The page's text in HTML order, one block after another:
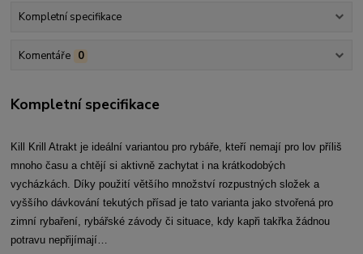
Kompletní specifikace
Komentáře 0
Kompletní specifikace
Kill Krill Atrakt je ideální variantou pro rybáře, kteří nemají pro lov příliš
mnoho času a chtějí si aktivně zachytat i na krátkodobých
vycházkách. Díky použití většího množství rozpustných složek a
vyššího dávkování tekutých přísad je tato varianta jako stvořená pro
zimní rybaření, rybářské závody či situace, kdy kapři takřka žádnou
potravu nepřijímají…